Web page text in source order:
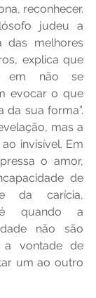
reconhecer.
judeu a
das melhores
explica que
em não se
evocar o que
da sua forma”.
mas a
invisível. Em
o amor,
de
da carícia,
é quando a
não são
a vontade de
um ao outro